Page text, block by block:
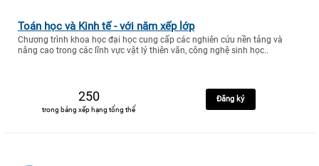
Toán học và Kinh tế - với năm xếp lớp
Chương trình khoa học đại học cung cấp các nghiên cứu nền tảng và
nâng cao trong các lĩnh vực vật lý thiên văn, công nghệ sinh học..
250
trong bảng xếp hạng tổng thể
Đăng ký